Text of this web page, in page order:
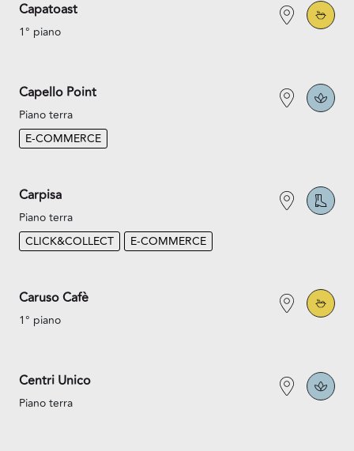
Capatoast
1° piano
Capello Point
Piano terra
E-COMMERCE
Carpisa
Piano terra
CLICK&COLLECT
E-COMMERCE
Caruso Cafè
1° piano
Centri Unico
Piano terra